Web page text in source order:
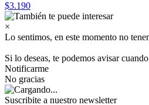
$3.190
×
Lo sentimos, en este momento no
Si lo deseas, te podemos avisar
Notificarme
No gracias
Suscribite a nuestro newsletter